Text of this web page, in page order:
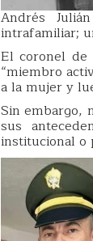
Andrés
intrafamiliar;
El coronel de
“miembro
a la mujer y
Sin embargo,
sus
institucional o